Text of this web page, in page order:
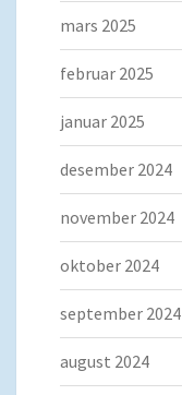
mars 2025
februar 2025
januar 2025
desember 2024
november 2024
oktober 2024
september 2024
august 2024